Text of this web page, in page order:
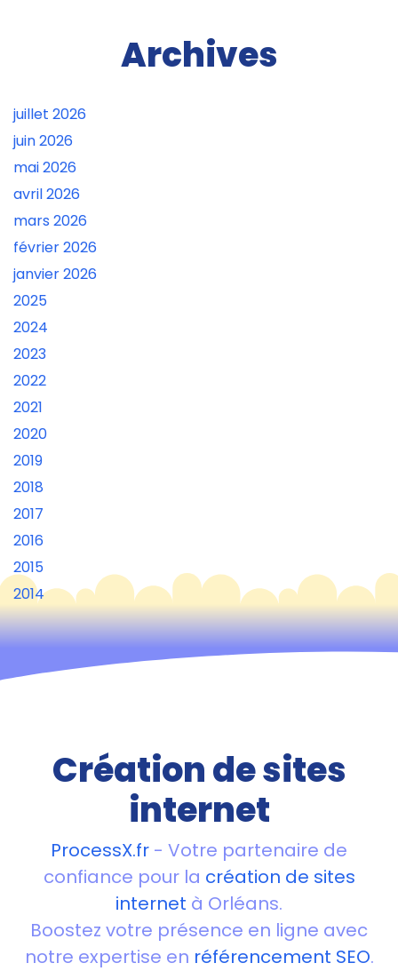
Archives
juillet 2026
juin 2026
mai 2026
avril 2026
mars 2026
février 2026
janvier 2026
2025
2024
2023
2022
2021
2020
2019
2018
2017
2016
2015
2014
Création de sites
internet
ProcessX.fr - Votre partenaire de
confiance pour la création de sites
internet à Orléans.
Boostez votre présence en ligne avec
notre expertise en référencement SEO.